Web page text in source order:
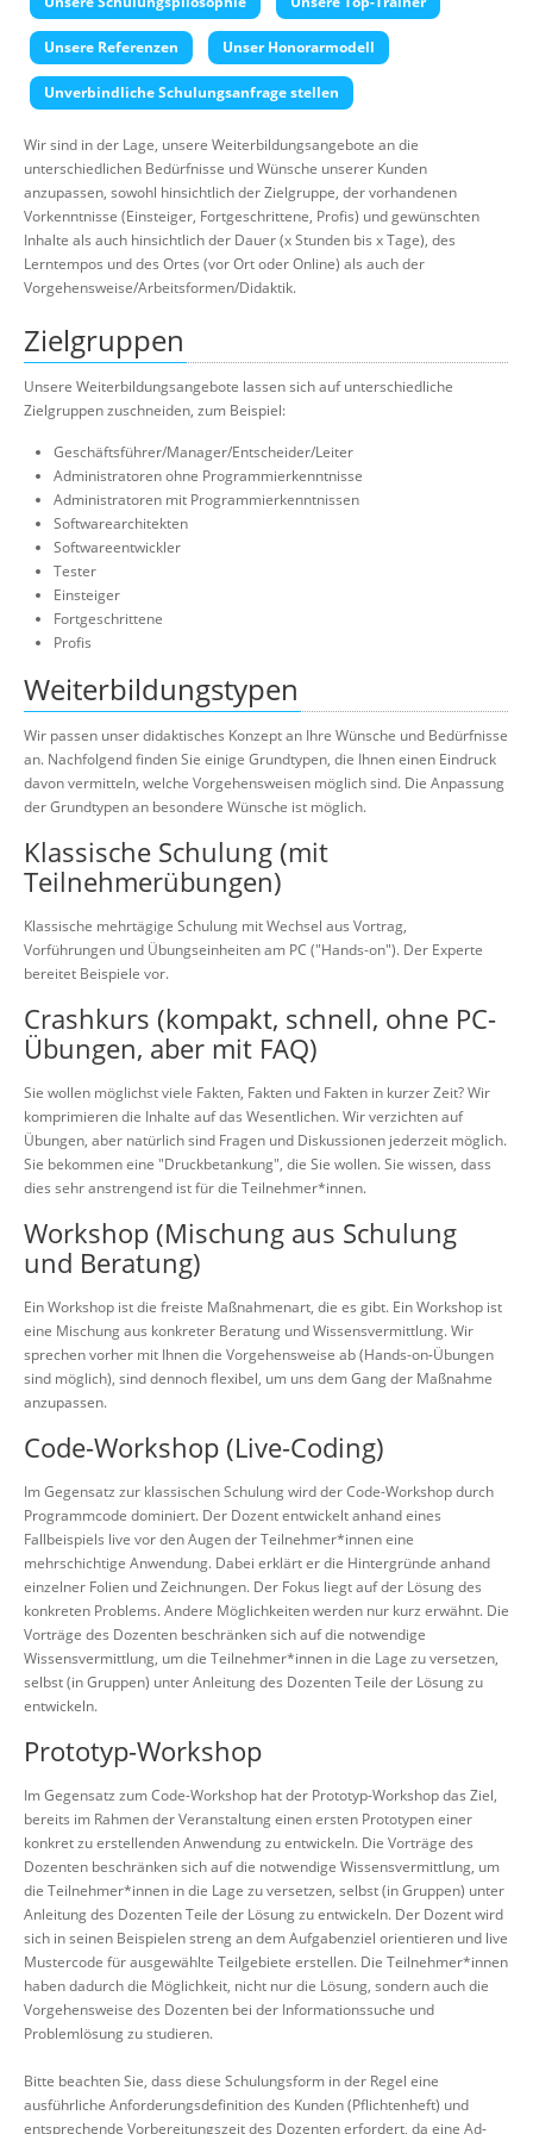
Über uns
Suche
Unsere Referenzen Unser Honorarmodell
Unverbindliche Schulungsanfrage stellen
Wir sind in der Lage, unsere Weiterbildungsangebote an die
unterschiedlichen Bedürfnisse und Wünsche unserer Kunden
anzupassen, sowohl hinsichtlich der Zielgruppe, der vorhandenen
Vorkenntnisse (Einsteiger, Fortgeschrittene, Profis) und gewünschten
Inhalte als auch hinsichtlich der Dauer (x Stunden bis x Tage), des
Lerntempos und des Ortes (vor Ort oder Online) als auch der
Vorgehensweise/Arbeitsformen/Didaktik.
Zielgruppen
Unsere Weiterbildungsangebote lassen sich auf unterschiedliche
Zielgruppen zuschneiden, zum Beispiel:
Geschäftsführer/Manager/Entscheider/Leiter
Administratoren ohne Programmierkenntnisse
Administratoren mit Programmierkenntnissen
Softwarearchitekten
Softwareentwickler
Tester
Einsteiger
Fortgeschrittene
Profis
Weiterbildungstypen
Wir passen unser didaktisches Konzept an Ihre Wünsche und Bedürfnisse
an. Nachfolgend finden Sie einige Grundtypen, die Ihnen einen Eindruck
davon vermitteln, welche Vorgehensweisen möglich sind. Die Anpassung
der Grundtypen an besondere Wünsche ist möglich.
Klassische Schulung (mit
Teilnehmerübungen)
Klassische mehrtägige Schulung mit Wechsel aus Vortrag,
Vorführungen und Übungseinheiten am PC ("Hands-on"). Der Experte
bereitet Beispiele vor.
Crashkurs (kompakt, schnell, ohne PC-
Übungen, aber mit FAQ)
Sie wollen möglichst viele Fakten, Fakten und Fakten in kurzer Zeit? Wir
komprimieren die Inhalte auf das Wesentlichen. Wir verzichten auf
Übungen, aber natürlich sind Fragen und Diskussionen jederzeit möglich.
Sie bekommen eine "Druckbetankung", die Sie wollen. Sie wissen, dass
dies sehr anstrengend ist für die Teilnehmer*innen.
Workshop (Mischung aus Schulung
und Beratung)
Ein Workshop ist die freiste Maßnahmenart, die es gibt. Ein Workshop ist
eine Mischung aus konkreter Beratung und Wissensvermittlung. Wir
sprechen vorher mit Ihnen die Vorgehensweise ab (Hands-on-Übungen
sind möglich), sind dennoch flexibel, um uns dem Gang der Maßnahme
anzupassen.
Code-Workshop (Live-Coding)
Im Gegensatz zur klassischen Schulung wird der Code-Workshop durch
Programmcode dominiert. Der Dozent entwickelt anhand eines
Fallbeispiels live vor den Augen der Teilnehmer*innen eine
mehrschichtige Anwendung. Dabei erklärt er die Hintergründe anhand
einzelner Folien und Zeichnungen. Der Fokus liegt auf der Lösung des
konkreten Problems. Andere Möglichkeiten werden nur kurz erwähnt. Die
Vorträge des Dozenten beschränken sich auf die notwendige
Wissensvermittlung, um die Teilnehmer*innen in die Lage zu versetzen,
selbst (in Gruppen) unter Anleitung des Dozenten Teile der Lösung zu
entwickeln.
Prototyp-Workshop
Im Gegensatz zum Code-Workshop hat der Prototyp-Workshop das Ziel,
bereits im Rahmen der Veranstaltung einen ersten Prototypen einer
konkret zu erstellenden Anwendung zu entwickeln. Die Vorträge des
Dozenten beschränken sich auf die notwendige Wissensvermittlung, um
die Teilnehmer*innen in die Lage zu versetzen, selbst (in Gruppen) unter
Anleitung des Dozenten Teile der Lösung zu entwickeln. Der Dozent wird
sich in seinen Beispielen streng an dem Aufgabenziel orientieren und live
Mustercode für ausgewählte Teilgebiete erstellen. Die Teilnehmer*innen
haben dadurch die Möglichkeit, nicht nur die Lösung, sondern auch die
Vorgehensweise des Dozenten bei der Informationssuche und
Problemlösung zu studieren.
Bitte beachten Sie, dass diese Schulungsform in der Regel eine
ausführliche Anforderungsdefinition des Kunden (Pflichtenheft) und
entsprechende Vorbereitungszeit des Dozenten erfordert, da eine Ad-